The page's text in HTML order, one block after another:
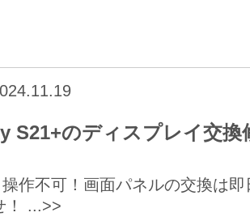
S21+のディスプレイ交換
作不可！画面パネルの交換は即
！ ...>>